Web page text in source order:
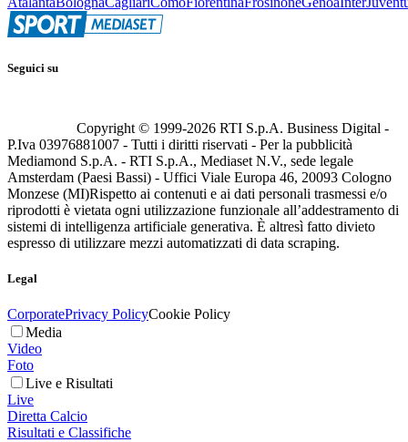
Seguici su
Copyright © 1999-2026 RTI S.p.A. Business Digital -
P.Iva 03976881007 - Tutti i diritti riservati - Per la pubblicità
Mediamond S.p.A. - RTI S.p.A., Mediaset N.V., sede legale
Amsterdam (Paesi Bassi) - Uffici Viale Europa 46, 20093 Cologno
Monzese (MI)Rispetto ai contenuti e ai dati personali trasmessi e/o
riprodotti è vietata ogni utilizzazione funzionale all’addestramento di
sistemi di intelligenza artificiale generativa. È altresì fatto divieto
espresso di utilizzare mezzi automatizzati di data scraping.
Legal
CorporatePrivacy PolicyCookie Policy
Media
Video
Foto
Live e Risultati
Live
Diretta Calcio
Risultati e Classifiche